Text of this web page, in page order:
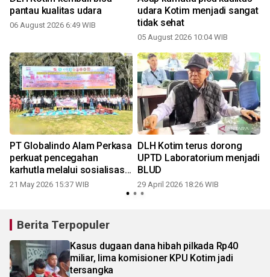
pantau kualitas udara
06 August 2026 6:49 WIB
udara Kotim menjadi sangat
tidak sehat
05 August 2026 10:04 WIB
PT Globalindo Alam Perkasa
perkuat pencegahan
karhutla melalui sosialisasi
dan simulasi bersama
21 May 2026 15:37 WIB
DLH Kotim terus dorong
UPTD Laboratorium menjadi
BLUD
29 April 2026 18:26 WIB
Berita Terpopuler
Kasus dugaan dana hibah pilkada Rp40
miliar, lima komisioner KPU Kotim jadi
tersangka